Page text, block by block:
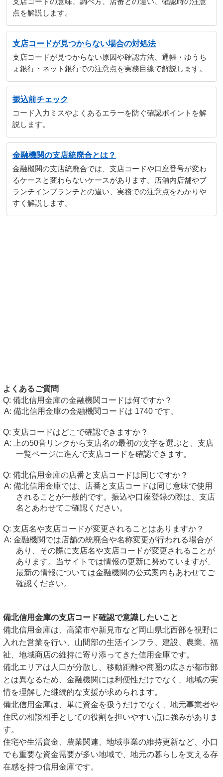
点を解説します。
支店コードが見つからない場合の対処法
支店コードが見つからない原因や確認方法、通帳・ゆうち
ょ銀行・ネット銀行での注意点を実務目線で解説します。
振込前チェック
コード入力ミスやよくあるエラーを防ぐ確認ポイントを解
説します。
金融機関の支店統廃合とは？
金融機関の支店統廃合では、支店コードや口座番号が変わ
るケースと変わらないケースがあります。店舗内店舗やブ
ランチインブランチとの違い、実務での注意点をわかりや
すく解説します。
よくあるご質問
備北信用金庫の金融機関コードは何ですか？
備北信用金庫の金融機関コードは 1740 です。
支店コードはどこで確認できますか？
上の50音リンクから支店名の最初の文字を選ぶと、支店
一覧ページに進んで支店コードを確認できます。
備北信用金庫の店番と支店コードは同じですか？
備北信用金庫では、店番と支店コードは同じ意味で使用
されることが一般的です。振込や口座登録の際は、支店
名とあわせてご確認ください。
支店名や支店コードが変更されることはありますか？
金融機関では店舗の統廃合や名称変更が行われる場合が
あり、その際に支店名や支店コードが変更されることが
あります。当サイトでは情報の更新に努めていますが、
最新の情報については金融機関の公式案内もあわせてご
確認ください。
備北信用金庫の支店コード確認で意識したいこと
備北信用金庫は、高梁市や新見市など岡山県北西部を視野に
入れた営業を行い、山間部の生活インフラ、建設、農業、福
祉、地域商店の維持に寄り添ってきた信用金庫です。
備北エリアは人口が分散し、移動距離や商圏の広さが都市部
とは異なるため、金融機関には利便性だけでなく、地域の実
情を理解した継続的な支援が求められます。
備北信用金庫は、単に資金を扱うだけでなく、地元事業者や
住民の相談相手としての役割を担いやすい点に強みがありま
す。
住宅や生活資金、農業関連、地域事業の維持更新など、小口
でも重要な資金需要が多い地域で、地元の暮らしを支える存
在感を持つ信用金庫です。